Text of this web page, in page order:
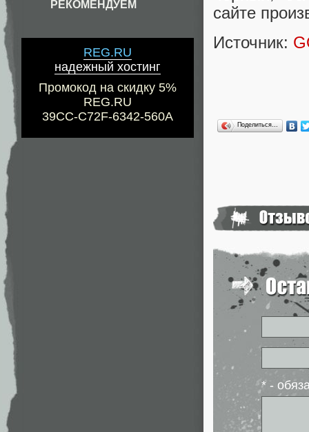
РЕКОМЕНДУЕМ
REG.RU
надежный хостинг
Промокод на скидку 5%
REG.RU
39CC-C72F-6342-560A
сайте
Источник:
Поделиться…
* -